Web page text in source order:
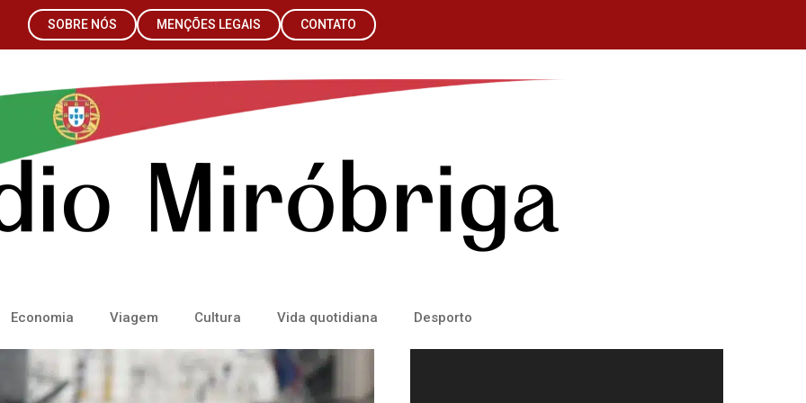
SOBRE NÓS MENÇÕES LEGAIS CONTATO
Economia Viagem Cultura Vida quotidiana Desporto